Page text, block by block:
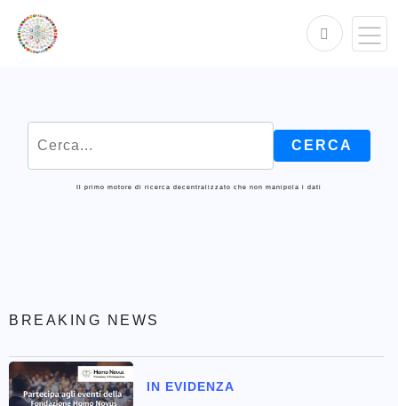
Il primo motore di ricerca decentralizzato che non manipola i dati
BREAKING NEWS
IN EVIDENZA